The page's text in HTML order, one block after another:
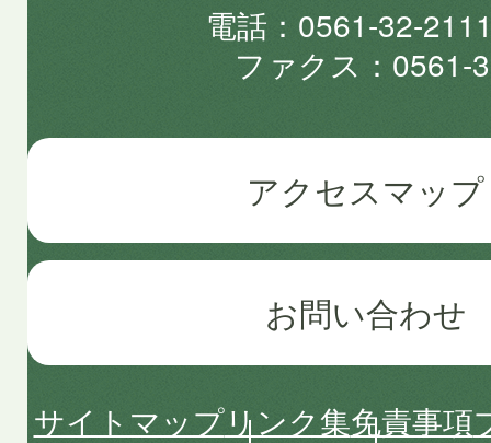
電話
0561-32-
ファクス
0561-
アクセスマップ
お問い合わせ
サイトマップリンク集免責事項